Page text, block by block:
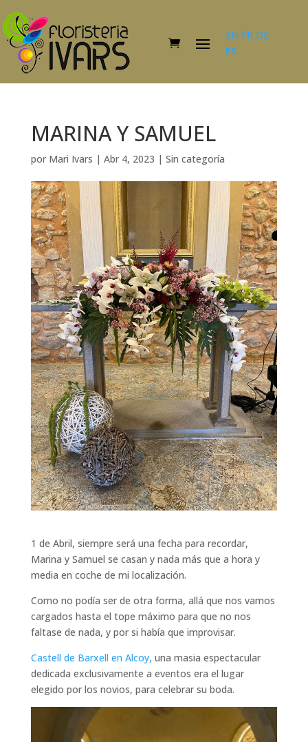
EN FR DE
ES
MARINA Y SAMUEL
por Mari Ivars | Abr 4, 2023 | Sin categoría
1 de Abril, siempre será una fecha para recordar,
Marina y Samuel se casan y nada más que a hora y
media en coche de mi localización.
Como no podía ser de otra forma, allá que nos vamos
cargados hasta el tope máximo para que no nos
faltase de nada, y por si había que improvisar.
Castell de Barxell en Alcoy, una masia espectacular
dedicada exclusivamente a eventos era el lugar
elegido por los novios, para celebrar su boda.